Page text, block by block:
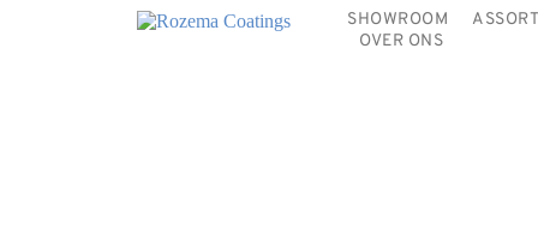
SHOWROOM
OVER ONS